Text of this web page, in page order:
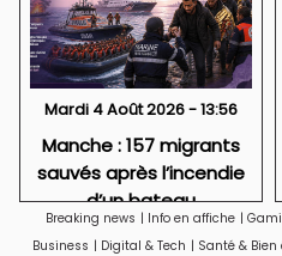
Mardi 4 Août 2026 - 13:56
Manche : 157 migrants
sauvés après l’incendie
d’un bateau
Breaking news | Info en affiche |
Business | Digital & Tech | Santé & Bien